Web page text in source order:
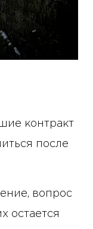
контракт
после
вопрос
остается